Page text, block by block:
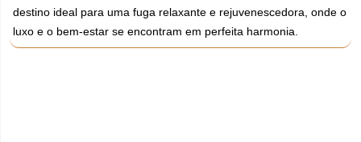
destino ideal para uma fuga relaxante e rejuvenescedora, onde o
luxo e o bem-estar se encontram em perfeita harmonia.